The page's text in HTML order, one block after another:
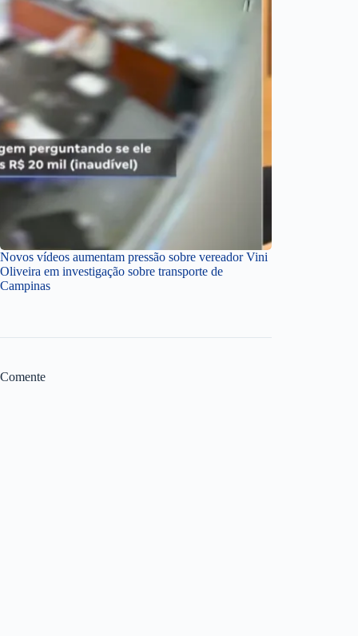
Novos vídeos aumentam pressão sobre vereador Vini
Oliveira em investigação sobre transporte de
Campinas
Comente